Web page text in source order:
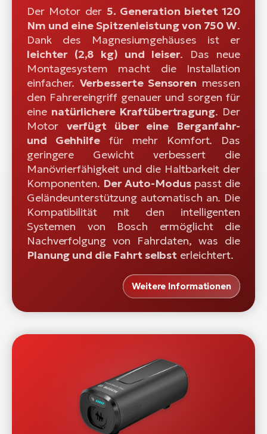
Der Motor der 5. Generation bietet 120
Nm und eine Spitzenleistung von 750 W.
Dank des Magnesiumgehäuses ist er
leichter (2,8 kg) und leiser. Das neue
Montagesystem macht die Installation
einfacher. Verbesserte Sensoren messen
den Fahrereingriff genauer und sorgen für
eine natürlichere Kraftübertragung. Der
Motor verfügt über eine Berganfahr-
und Gehhilfefür mehr Komfort. Das
geringere Gewicht verbessert die
Manövrierfähigkeit und die Haltbarkeit der
Komponenten. Der Auto-Moduspasst die
Geländeunterstützung automatisch an. Die
Kompatibilität mit den intelligenten
Systemen von Bosch ermöglicht die
Nachverfolgung von Fahrdaten, was die
Planung und die Fahrt selbst erleichtert.
Weitere Informationen